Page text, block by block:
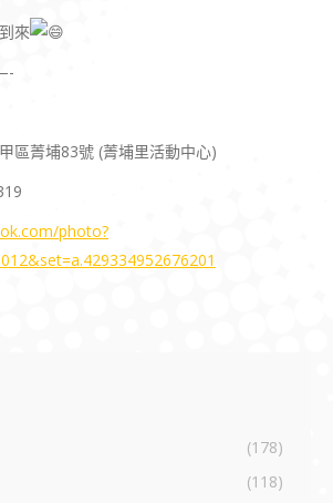
來
區菁埔83號 (菁埔里活動中心)
photo?
(178)
(118)